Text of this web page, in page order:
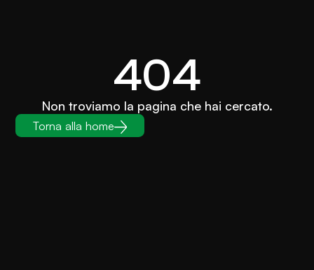
404
Non troviamo la pagina che hai cercato.
Torna alla home